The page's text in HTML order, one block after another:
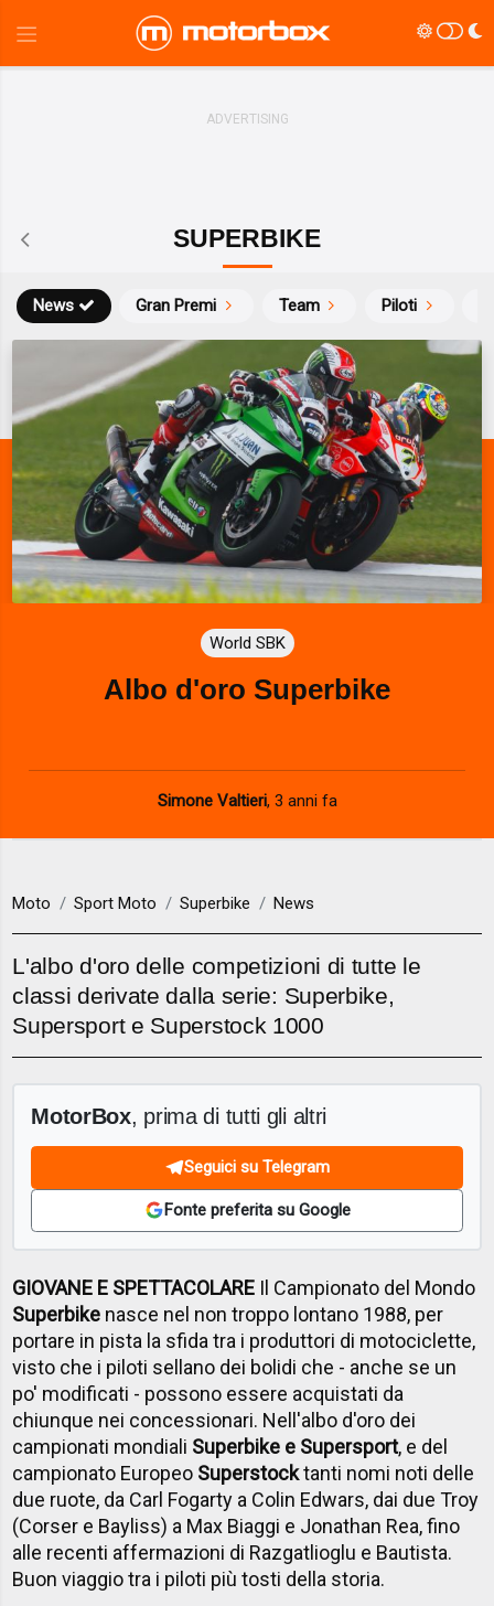
SUPERBIKE
News Gran Premi Team Piloti
World SBK
Albo d'oro Superbike
Simone Valtieri, 3 anni fa
Moto Sport Moto Superbike News
L'albo d'oro delle competizioni di tutte le
classi derivate dalla serie: Superbike,
Supersport e Superstock 1000
MotorBox, prima di tutti gli altri
Seguici su Telegram
Fonte preferita su Google
GIOVANE E SPETTACOLARE Il Campionato del Mondo
Superbike nasce nel non troppo lontano 1988, per
portare in pista la sfida tra i produttori di motociclette,
visto che i piloti sellano dei bolidi che - anche se un
po' modificati - possono essere acquistati da
chiunque nei concessionari. Nell'albo d'oro dei
campionati mondiali Superbike e Supersport, e del
campionato Europeo Superstocktanti nomi noti delle
due ruote, da Carl Fogarty a Colin Edwars, dai due Troy
(Corser e Bayliss) a Max Biaggi e Jonathan Rea, fino
alle recenti affermazioni di Razgatlioglu e Bautista.
Buon viaggio tra i piloti più tosti della storia.